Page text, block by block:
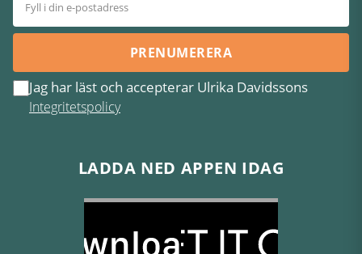
PRENUMERERA
Jag har läst och accepterar Ulrika Davidssons
Integritetspolicy
LADDA NED APPEN IDAG